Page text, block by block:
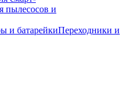
пылесосов и
и батарейкиПереходники и